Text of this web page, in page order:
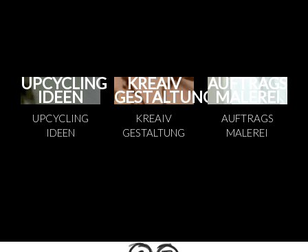
UPCYCLING
IDEEN
UPCYCLING
IDEEN
KREAIV
GESTALTUNG
KREAIV
GESTALTUNG
AUFTRAGS
MALEREI
AUFTRAGS
MALEREI